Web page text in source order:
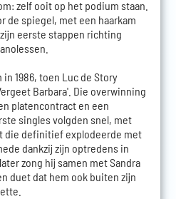
zelf ooit op het podium staan.
de spiegel, met een haarkam
eerste stappen richting
1986, toen Luc de Story
Barbara'. Die overwinning
platencontract en een
singles volgden snel, met
die definitief explodeerde met
dankzij zijn optredens in
zong hij samen met Sandra
duet dat hem ook buiten zijn